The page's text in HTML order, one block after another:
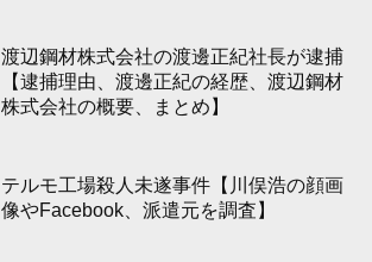
渡辺鋼材株式会社の渡邊正紀社長が逮捕
【逮捕理由、渡邊正紀の経歴、渡辺鋼材
株式会社の概要、まとめ】
テルモ工場殺人未遂事件【川俣浩の顔画
像やFacebook、派遣元を調査】